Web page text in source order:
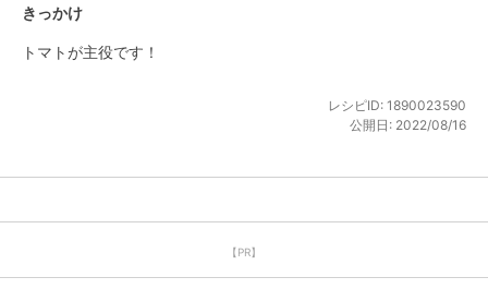
きっかけ
トマトが主役です！
レシピID: 1890023590
公開日: 2022/08/16
【PR】